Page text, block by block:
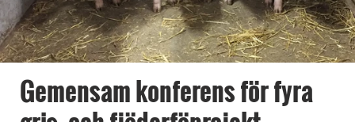
Gemensam konferens för fyra